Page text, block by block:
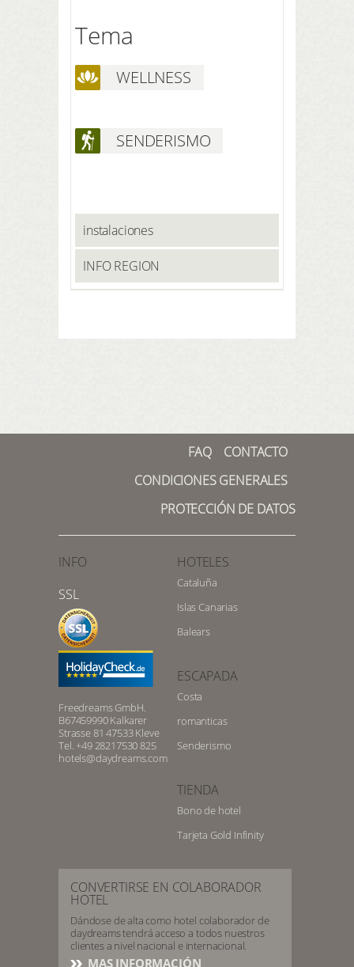
Tema
WELLNESS
SENDERISMO
instalaciones
INFO REGION
FAQ
CONTACTO
CONDICIONES GENERALES
PROTECCIÓN DE DATOS
INFO
SSL
Freedreams GmbH.
B67459990 Kalkarer
Strasse 81 47533 Kleve
Tel. +49 28217530 825
hotels@daydreams.com
HOTELES
Cataluña
Islas Canarias
Balears
ESCAPADA
Costa
romanticas
Senderismo
TIENDA
Bono de hotel
Tarjeta Gold Infinity
CONVERTIRSE EN COLABORADOR
HOTEL
Dándose de alta como hotel colaborador de
daydreams tendrá acceso a todos nuestros
clientes a nivel nacional e internacional.
MAS INFORMACIÓN